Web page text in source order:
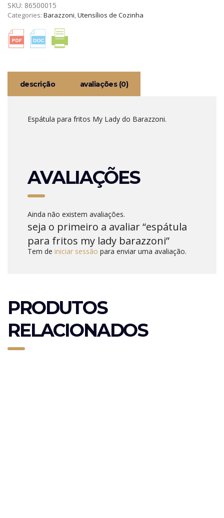
FRITOS
MY
BARAZZONI
SKU: 86500015
Categories: Barazzoni,Utensílios de Cozinha
descrição avaliações (0)
Espátula para fritos My Lady do Barazzoni.
AVALIAÇÕES
Ainda não existem avaliações.
seja o primeiro a avaliar “espátula
para fritos my lady barazzoni”
Tem de iniciar sessão para enviar uma avaliação.
PRODUTOS
RELACIONADOS